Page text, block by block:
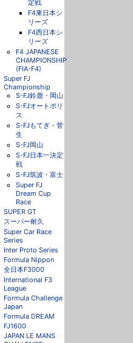
定戦
F4東日本シ
リーズ
F4西日本シ
リーズ
F4 JAPANESE
CHAMPIONSHIP
(FIA-F4)
Super FJ
Championship
S-FJ鈴鹿・岡山
S-FJオートポリ
ス
S-FJもてぎ・菅
生
S-FJ岡山
S-FJ日本一決定
戦
S-FJ筑波・富士
Super FJ
Dream Cup
Race
SUPER GT
スーパー耐久
Super Car Race
Series
Inter Proto Series
Formula Nippon
全日本F3000
International F3
League
Formula Challenge
Japan
Formula DREAM
FJ1600
JAPAN LE MANS